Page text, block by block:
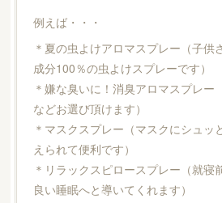
例えば・・・
＊夏の虫よけアロマスプレー（子供
成分100％の虫よけスプレーです）
＊嫌な臭いに！消臭アロマスプレー
などお選び頂けます）
＊マスクスプレー（マスクにシュッ
えられて便利です）
＊リラックスピロースプレー（就寝
良い睡眠へと導いてくれます）